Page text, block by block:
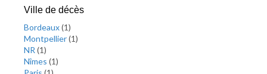
Ville de décès
Bordeaux(1)
Montpellier(1)
NR (1)
Nîmes (1)